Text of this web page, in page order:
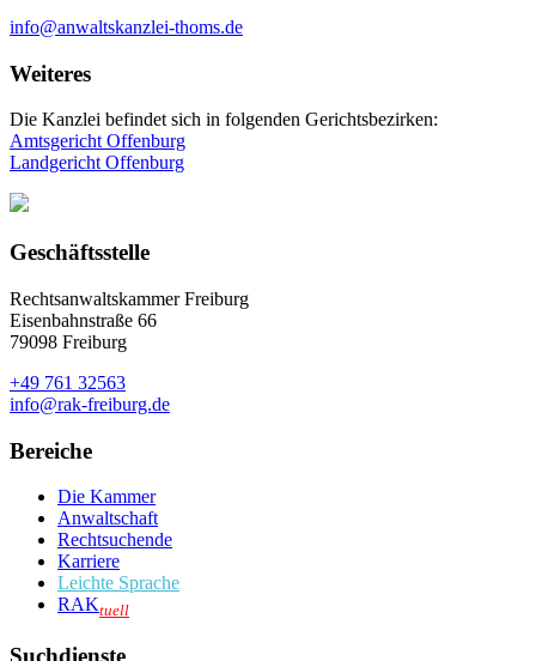
info@anwaltskanzlei-thoms.de
Weiteres
Die Kanzlei befindet sich in folgenden Gerichtsbezirken:
Amtsgericht Offenburg
Landgericht Offenburg
Geschäftsstelle
Rechtsanwaltskammer Freiburg
Eisenbahnstraße 66
79098 Freiburg
+49 761 32563
info@rak-freiburg.de
Bereiche
Die Kammer
Anwaltschaft
Rechtsuchende
Karriere
Leichte Sprache
RAKtuell
Suchdienste